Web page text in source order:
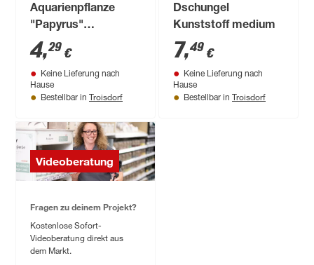
Aquarienpflanze
"Papyrus"
Kunststoff 15 cm
4,29 €
Keine Lieferung nach
Hause
Bestellbar in Troisdorf
Dschungel
Kunststoff medium
7,49 €
Keine Lieferung nach
Hause
Bestellbar in Troisdorf
Videoberatung
Fragen zu deinem Projekt?
Kostenlose Sofort-
Videoberatung direkt aus
dem Markt.